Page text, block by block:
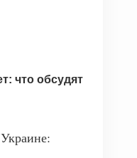
что обсудят